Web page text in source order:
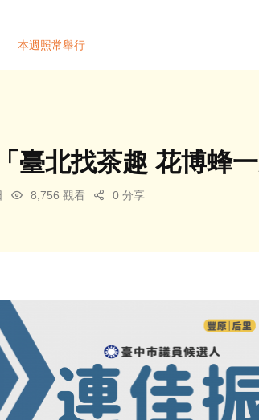
本週照常舉行
臺北找茶趣 花博蜂
8,756 觀看 0 分享